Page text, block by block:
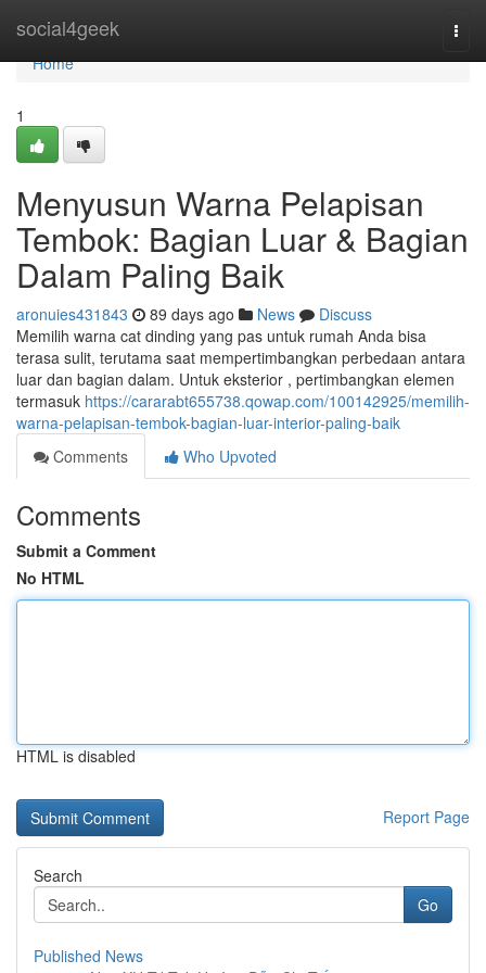
social4geek
Home
Home
1
Menyusun Warna Pelapisan
Tembok: Bagian Luar & Bagian
Dalam Paling Baik
aronuies431843 89 days ago News
Discuss
Memilih warna cat dinding yang pas untuk rumah Anda bisa
terasa sulit, terutama saat mempertimbangkan perbedaan antara
luar dan bagian dalam. Untuk eksterior , pertimbangkan elemen
termasuk https://cararabt655738.qowap.com/100142925/memilih-
warna-pelapisan-tembok-bagian-luar-interior-paling-baik
Comments
Who Upvoted
Comments
Submit a Comment
No HTML
HTML is disabled
Report Page
Search
Go
Published News